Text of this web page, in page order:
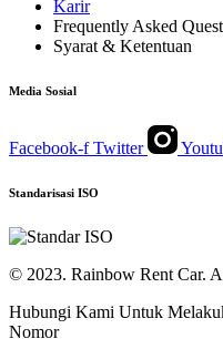
Karir
Frequently Asked
Syarat & Ketentuan
Media Sosial
Facebook-f Twitter
Standarisasi ISO
© 2023. Rainbow Rent Car.
Hubungi Kami Untuk
Nomor